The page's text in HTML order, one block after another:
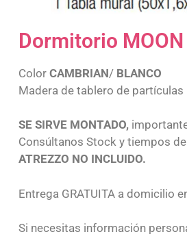
Dormitorio MOON
Color CAMBRIAN/ BLANCO
Madera de tablero de partículas
SE SIRVE MONTADO,
Consúltanos Stock y tiempos
ATREZZO NO INCLUIDO.
Entrega GRATUITA a domicilio
Si necesitas información